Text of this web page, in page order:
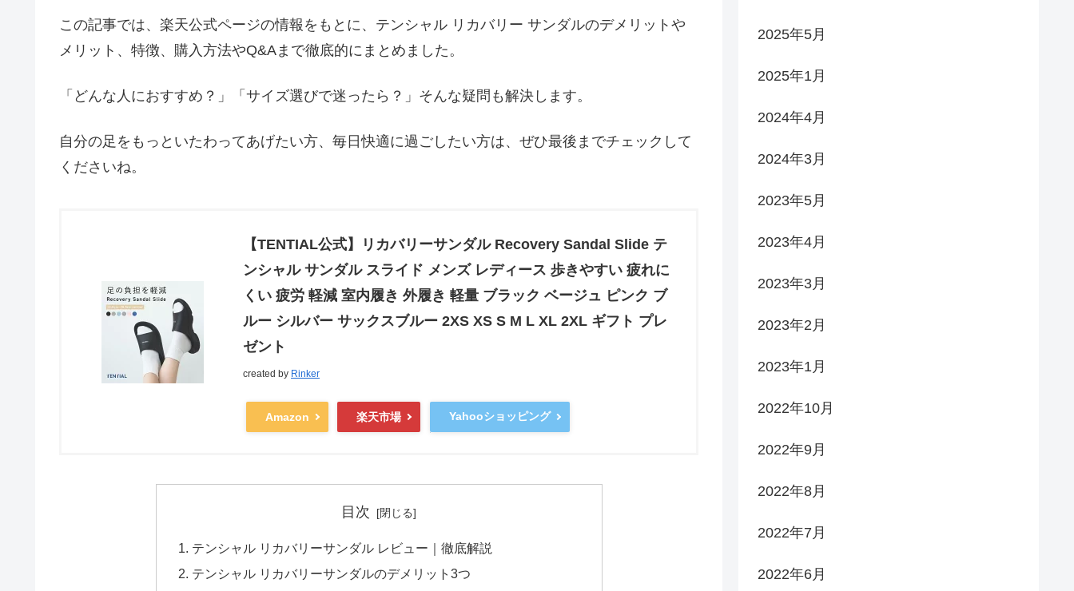
この記事では、楽天公式ページの情報をもとに、テンシャル リカバリー サンダルのデメリットや
メリット、特徴、購入方法やQ&Aまで徹底的にまとめました。
「どんな人におすすめ？」「サイズ選びで迷ったら？」そんな疑問も解決します。
自分の足をもっといたわってあげたい方、毎日快適に過ごしたい方は、ぜひ最後までチェックして
くださいね。
【TENTIAL公式】リカバリーサンダル Recovery Sandal Slide テ
ンシャル サンダル スライド メンズ レディース 歩きやすい 疲れに
くい 疲労 軽減 室内履き 外履き 軽量 ブラック ベージュ ピンク ブ
ルー シルバー サックスブルー 2XS XS S M L XL 2XL ギフト プレ
ゼント
created by Rinker
Amazon 楽天市場 Yahooショッピング
目次
テンシャル リカバリーサンダル レビュー｜徹底解説
テンシャル リカバリーサンダルのデメリット3つ
2025年5月
2025年1月
2024年4月
2024年3月
2023年5月
2023年4月
2023年3月
2023年2月
2023年1月
2022年10月
2022年9月
2022年8月
2022年7月
2022年6月